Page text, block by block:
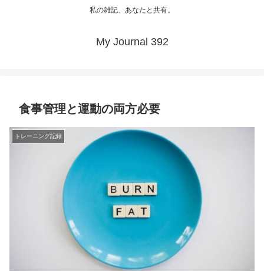
私の雑記、あなたと共有。
My Journal 392
食事管理と運動の両方必要
トレーニング記録